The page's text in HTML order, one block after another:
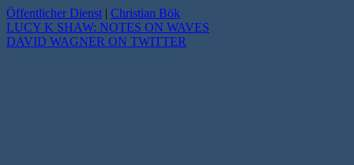
Öffentlicher Dienst | Christian Bök
LUCY K SHAW: NOTES ON WAVES
DAVID WAGNER ON TWITTER